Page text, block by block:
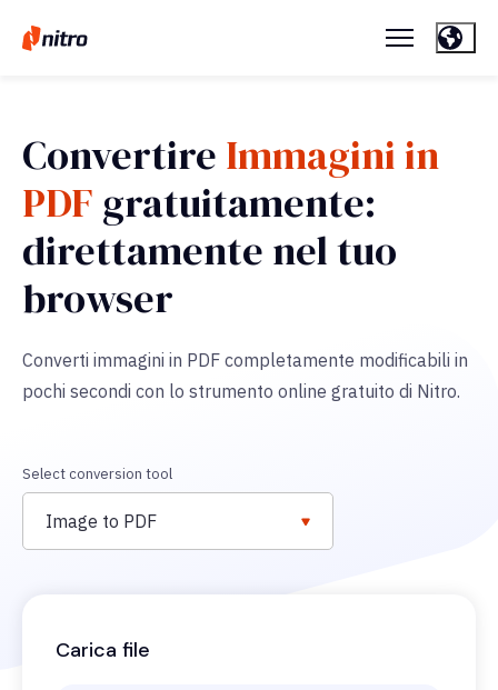
Convertire Immagini in
PDF gratuitamente:
direttamente nel tuo
browser
Converti immagini in PDF completamente modificabili in
pochi secondi con lo strumento online gratuito di Nitro.
Select conversion tool
Image to PDF
Carica file